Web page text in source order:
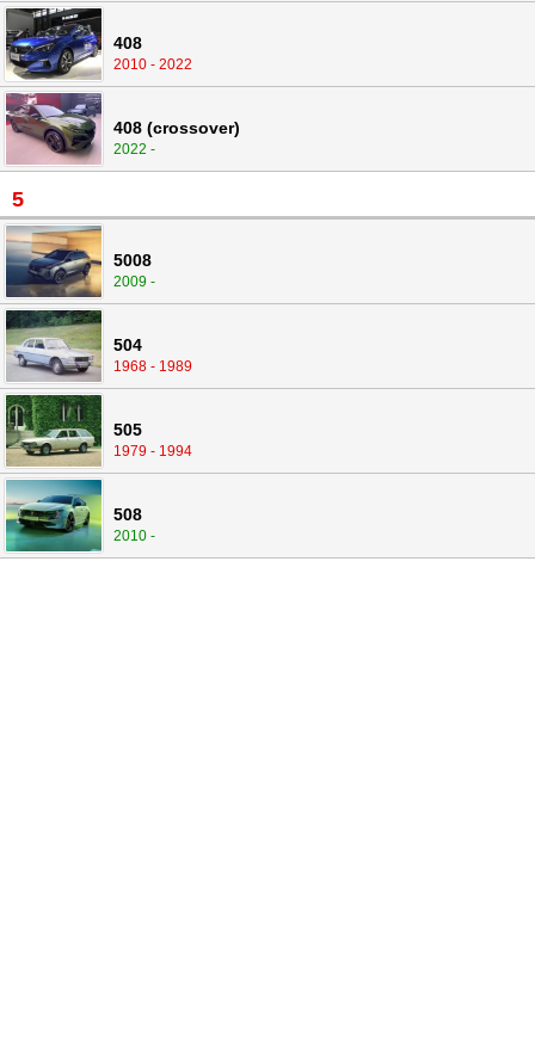
408
2010 - 2022
408 (crossover)
2022 -
5
5008
2009 -
504
1968 - 1989
505
1979 - 1994
508
2010 -